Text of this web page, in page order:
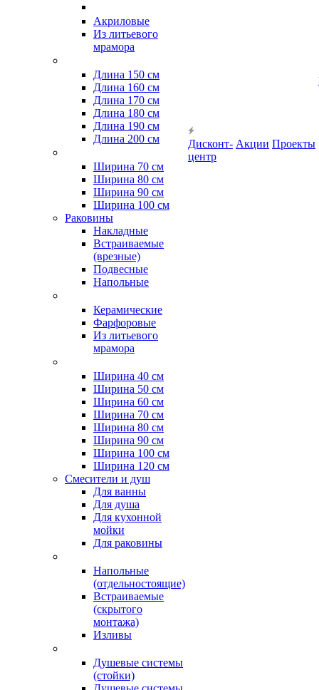
Акриловые
Из литьевого
мрамора
Длина 150 см
Длина 160 см
Длина 170 см
Длина 180 см
Длина 190 см
Длина 200 см
Ширина 70 см
Ширина 80 см
Ширина 90 см
Ширина 100 см
Раковины
Накладные
Встраиваемые
(врезные)
Подвесные
Напольные
Керамические
Фарфоровые
Из литьевого
мрамора
Ширина 40 см
Ширина 50 см
Ширина 60 см
Ширина 70 см
Ширина 80 см
Ширина 90 см
Ширина 100 см
Ширина 120 см
Смесители и душ
Для ванны
Для душа
Для кухонной
мойки
Для раковины
Напольные
(отдельностоящие)
Встраиваемые
(скрытого
монтажа)
Изливы
Душевые системы
(стойки)
Дисконт-
центр
Акции Проекты